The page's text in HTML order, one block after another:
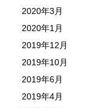
2020年3月
2020年1月
2019年12月
2019年10月
2019年6月
2019年4月